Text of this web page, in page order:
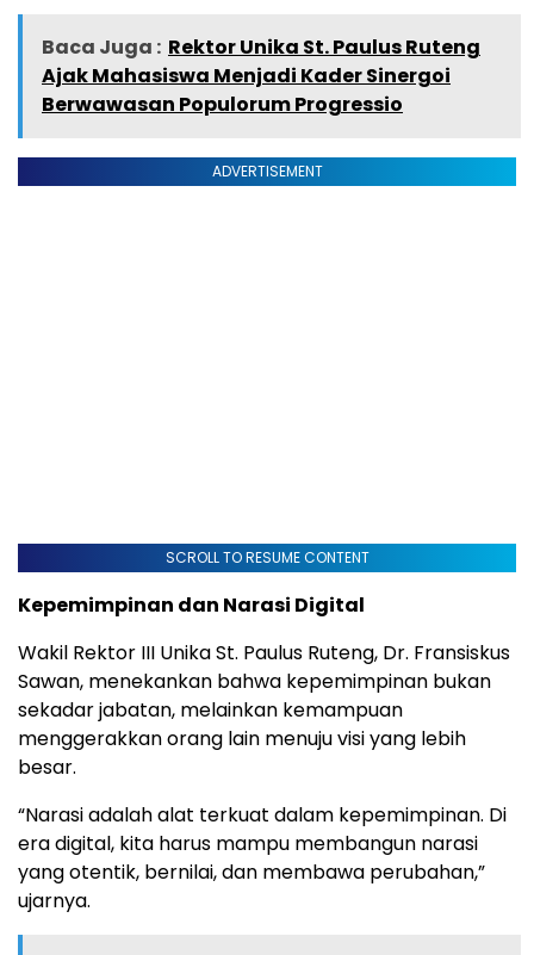
Baca Juga : Rektor Unika St. Paulus Ruteng
Ajak Mahasiswa Menjadi Kader Sinergoi
Berwawasan Populorum Progressio
ADVERTISEMENT
SCROLL TO RESUME CONTENT
Kepemimpinan dan Narasi Digital
Wakil Rektor III Unika St. Paulus Ruteng, Dr. Fransiskus
Sawan, menekankan bahwa kepemimpinan bukan
sekadar jabatan, melainkan kemampuan
menggerakkan orang lain menuju visi yang lebih
besar.
“Narasi adalah alat terkuat dalam kepemimpinan. Di
era digital, kita harus mampu membangun narasi
yang otentik, bernilai, dan membawa perubahan,”
ujarnya.